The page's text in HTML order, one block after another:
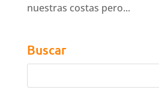
nuestras costas pero...
Buscar